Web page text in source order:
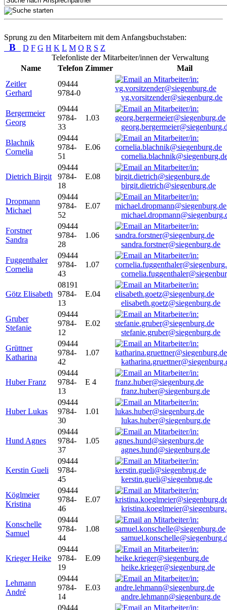
Sprung zu den Mitarbeitern mit dem Anfangsbuchstaben:
B D F G H K L M O R S Z
Telefonliste der Mitarbeiter/innen der Verwaltung
Name
Telefon Zimmer
Mail
Zeitler
Gerhard
09444
9784-0
vg.vorsitzender@siegenburg.de
Bergermeier
Georg
09444
9784-
33
1.03
Blachnik
Cornelia
09444
9784-
51
E.06
Dietrich Birgit
09444
9784-
18
E.08
birgit.dietrich@siegenburg.de
Dropmann
Michael
09444
9784-
52
E.07
Forstner
Sandra
09444
9784-
28
1.06
sandra.forstner@siegenburg.de
Fuggenthaler
Cornelia
09444
9784-
43
1.07
Götz Elisabeth
08191
9784-
13
E.04
elisabeth.goetz@siegenburg.de
Gruber
Stefanie
09444
9784-
12
E.02
stefanie.gruber@siegenburg.de
Grüttner
Katharina
09444
9784-
42
1.07
Huber Franz
09444
9784-
13
E 4
franz.huber@siegenburg.de
Huber Lukas
09444
9784-
30
1.01
lukas.huber@siegenburg.de
Hund Agnes
09444
9784-
37
1.05
agnes.hund@siegenburg.de
Kerstin Gueli
09444
9784-
45
kerstin.gueli@siegenbrug.de
Köglmeier
Kristina
09444
9784-
46
E.07
Konschelle
Samuel
09444
9784-
44
1.08
Krieger Heike
09444
9784-
19
E.09
heike.krieger@siegenburg.de
Lehmann
André
09444
9784-
14
E.03
andre.lehmann@siegenburg.de
09444